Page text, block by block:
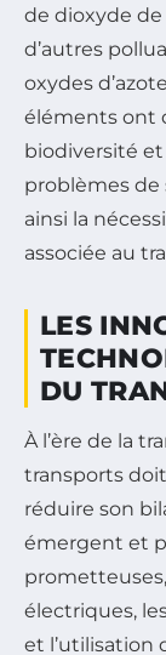
de dioxyde de
d’autres
oxydes
éléments ont
biodiversité
problèmes de
ainsi la
associée au
LES
DU
À l’ère de la
transports
réduire son
émergent et
électriques,
et l’utilisation